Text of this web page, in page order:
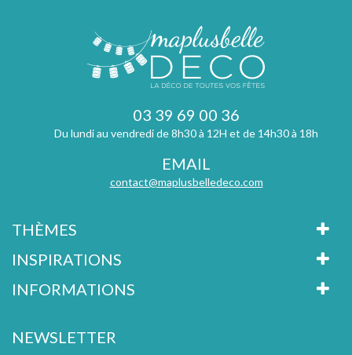
03 39 69 00 36
Du lundi au vendredi de 8h30 à 12H et de 14h30 à 18h
EMAIL
contact@maplusbelledeco.com
THÈMES
INSPIRATIONS
INFORMATIONS
NEWSLETTER